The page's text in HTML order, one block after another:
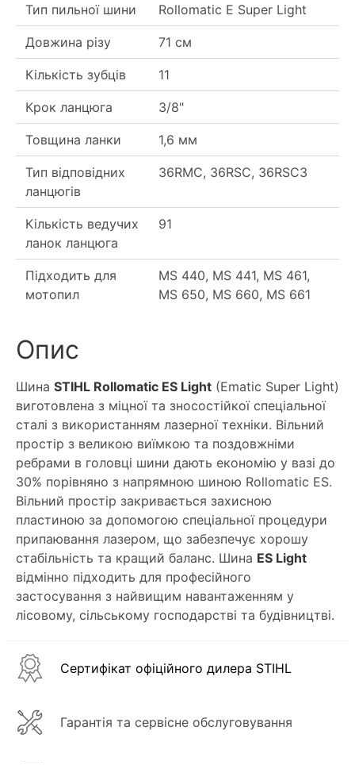
Тип пильної шини Rollomatic E Super Light
Довжина різу 71 см
Кількість зубців 11
Крок ланцюга 3/8"
Товщина ланки 1,6 мм
Тип відповідних
ланцюгів
36RMC, 36RSC, 36RSC3
Кількість ведучих
ланок ланцюга
91
Підходить для
мотопил
MS 440, MS 441, MS 461,
MS 650, MS 660, MS 661
Опис
Шина STIHL Rollomatic ES Light (Ematic Super Light)
виготовлена ​​з міцної та зносостійкої спеціальної
сталі з використанням лазерної техніки. Вільний
простір з великою виїмкою та поздовжніми
ребрами в головці шини дають економію у вазі до
30% порівняно з напрямною шиною Rollomatic ES.
Вільний простір закривається захисною
пластиною за допомогою спеціальної процедури
припаювання лазером, що забезпечує хорошу
стабільність та кращий баланс. Шина ES Light
відмінно підходить для професійного
застосування з найвищим навантаженням у
лісовому, сільському господарстві та будівництві.
Сертифікат офіційного дилера STIHL
Гарантія та сервісне обслуговування